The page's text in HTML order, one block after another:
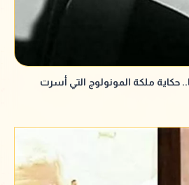
حكاية ملكة المونولوج التي أسرت